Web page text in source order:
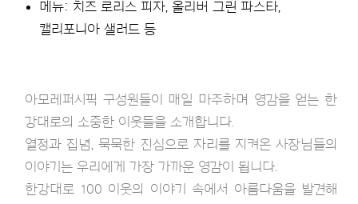
메뉴: 치즈 로리스 피자, 올리버 그린 파스타,
캘리포니아 샐러드 등
아모레퍼시픽 구성원들이 매일 마주하며 영감을 얻는 한
강대로의 소중한 이웃들을 소개합니다.
열정과 집념, 묵묵한 진심으로 자리를 지켜온 사장님들의
이야기는 우리에게 가장 가까운 영감이 됩니다.
한강대로 100 이웃의 이야기 속에서 아름다움을 발견해